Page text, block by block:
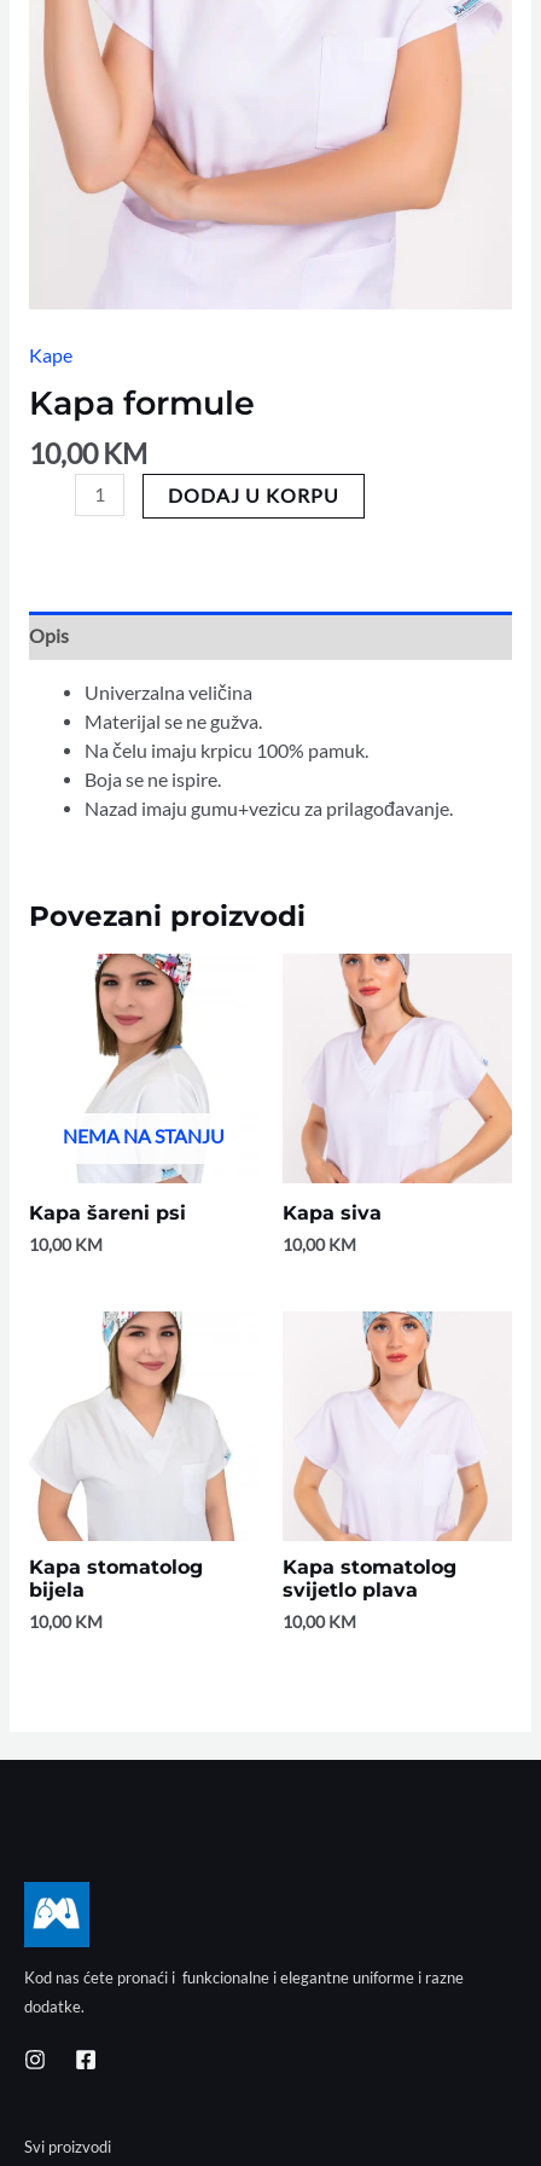
Kape
Kapa formule
10,00KM
DODAJ U KORPU
Opis
Univerzalna veličina
Materijal se ne gužva.
Na čelu imaju krpicu 100% pamuk.
Boja se ne ispire.
Nazad imaju gumu+vezicu za prilagođavanje.
Povezani proizvodi
NEMA NA STANJU
Kapa šareni psi
10,00KM
Kapa siva
10,00KM
Kapa stomatolog
bijela
10,00KM
Kapa stomatolog
svijetlo plava
10,00KM
Kod nas ćete pronaći i funkcionalne i elegantne uniforme i razne
dodatke.
Svi proizvodi